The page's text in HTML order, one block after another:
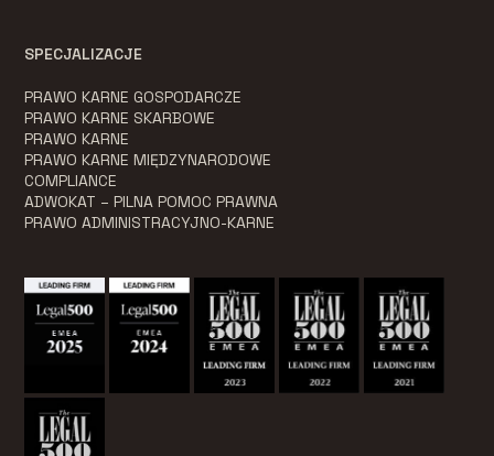
SPECJALIZACJE
PRAWO KARNE GOSPODARCZE
PRAWO KARNE SKARBOWE
PRAWO KARNE
PRAWO KARNE MIĘDZYNARODOWE
COMPLIANCE
ADWOKAT – PILNA POMOC PRAWNA
PRAWO ADMINISTRACYJNO-KARNE